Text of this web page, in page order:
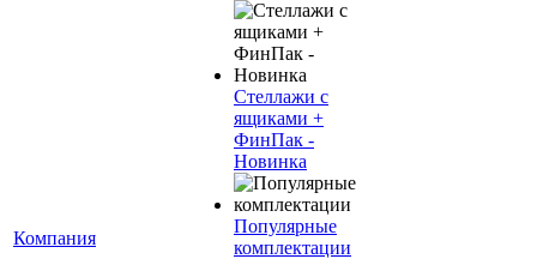
Компания
Стеллажи с
ящиками +
ФинПак -
Новинка
Популярные
комплектации